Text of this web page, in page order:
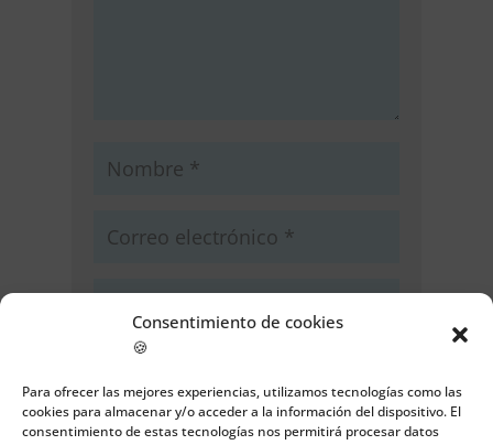
Consentimiento de cookies
🍪
Para ofrecer las mejores experiencias, utilizamos tecnologías como las
cookies para almacenar y/o acceder a la información del dispositivo. El
consentimiento de estas tecnologías nos permitirá procesar datos
Guarda mi nombre, correo
electrónico y web en este navegador
para la próxima vez que comente.